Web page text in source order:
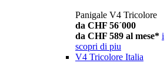
Panigale V4 Tricolore
da CHF 56´000
da CHF 589 al mese* i
scopri di piu
V4 Tricolore Italia